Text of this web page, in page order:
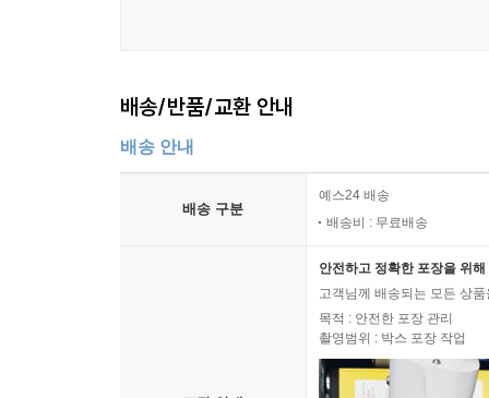
배송/반품/교환 안내
배송 안내
배송 구분
예스24 배송
배송비 : 무료배송
안전하고 정확한 포장을 위
고객님께 배송되는 모든 상
목적 : 안전한 포장 관리
촬영범위 : 박스 포장 작업